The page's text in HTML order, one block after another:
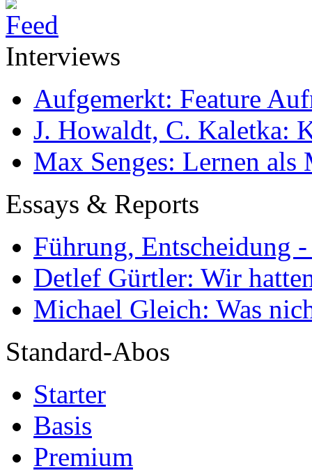
Interviews
Aufgemerkt: Feature
J. Howaldt, C. Kaletka:
Max Senges: Lernen als
Essays & Reports
Führung, Entscheidung
Detlef Gürtler: Wir
Michael Gleich: Was
Standard-Abos
Starter
Basis
Premium